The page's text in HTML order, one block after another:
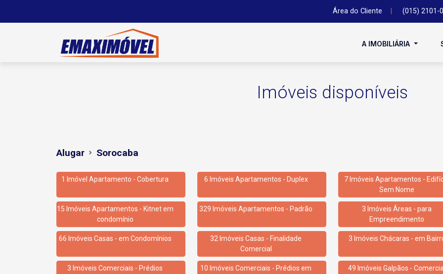
Área do Cliente (015) 2101-
A IMOBILIÁRIA
Imóveis disponíveis
Alugar Sorocaba
1 Imóvel Apartamento - Cobertura 6 Imóveis Apartamentos - Duplex
7 Imóveis Apartamentos -
Sem Nome
15 Imóveis Apartamentos - Kitnet em
condomínio
329 Imóveis Apartamentos - Padrão
3 Imóveis Áreas - para
Empreendimento
66 Imóveis Casas - em Condomínios
32 Imóveis Casas - Finalidade
Comercial
3 Imóveis Chácaras - em
3 Imóveis Comerciais - Prédios
10 Imóveis Comerciais - Prédios em
49 Imóveis Galpãos - Comercial